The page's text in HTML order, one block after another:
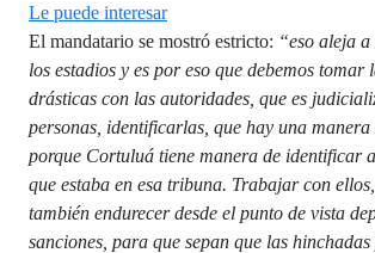
Le puede interesar
El mandatario se mostró estricto: “eso aleja
los estadios y es por eso que debemos tomar
drásticas con las autoridades, que es
personas, identificarlas, que hay una
porque Cortuluá tiene manera de identificar
que estaba en esa tribuna. Trabajar con
también endurecer desde el punto de vista
sanciones, para que sepan que las